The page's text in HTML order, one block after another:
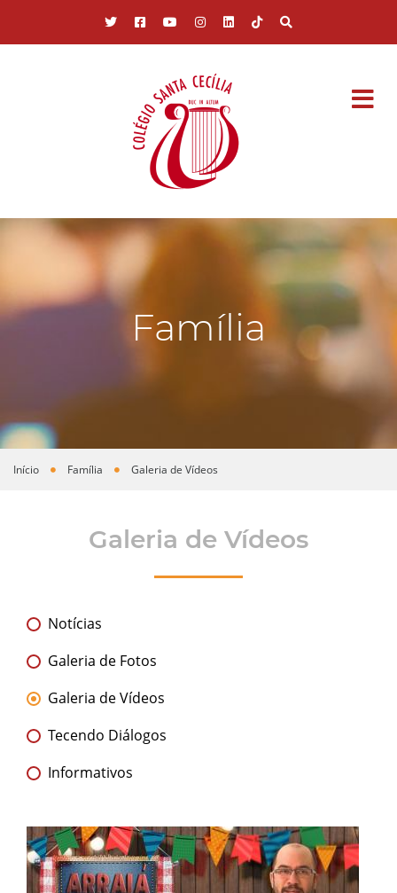
Família
Você está aqui
Início Família Galeria de Vídeos
Galeria de Vídeos
Notícias
Galeria de Fotos
Galeria de Vídeos
Tecendo Diálogos
Informativos